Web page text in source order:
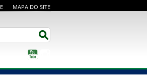
MAPA DO SITE